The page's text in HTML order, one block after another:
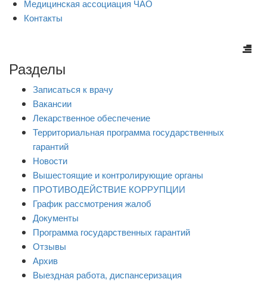
Медицинская ассоциация ЧАО
Контакты
Разделы
Записаться к врачу
Вакансии
Лекарственное обеспечение
Территориальная программа государственных
гарантий
Новости
Вышестоящие и контролирующие органы
ПРОТИВОДЕЙСТВИЕ КОРРУПЦИИ
График рассмотрения жалоб
Документы
Программа государственных гарантий
Отзывы
Архив
Выездная работа, диспансеризация